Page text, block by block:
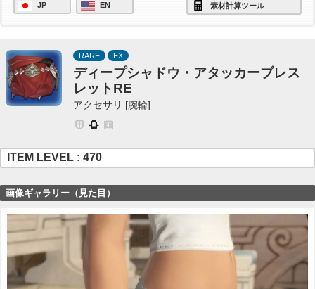
JP EN 素材計算ツール
RARE EX
ディープシャドウ・アタッカーブレス
レットRE
アクセサリ [腕輪]
ITEM LEVEL : 470
画像ギャラリー（見た目）